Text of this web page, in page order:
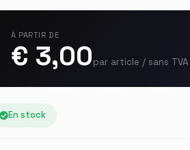
À PARTIR DE
€ 3,00par article / sans TVA
En stock